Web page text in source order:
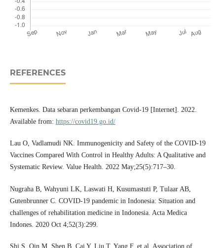
REFERENCES
Kemenkes. Data sebaran perkembangan Covid-19 [Internet]. 2022.
Available from: https://covid19.go.id/
Lau O, Vadlamudi NK. Immunogenicity and Safety of the COVID-19
Vaccines Compared With Control in Healthy Adults: A Qualitative and
Systematic Review. Value Health. 2022 May;25(5):717–30.
Nugraha B, Wahyuni LK, Laswati H, Kusumastuti P, Tulaar AB,
Gutenbrunner C. COVID-19 pandemic in Indonesia: Situation and
challenges of rehabilitation medicine in Indonesia. Acta Medica
Indones. 2020 Oct 4;52(3):299.
Shi S, Qin M, Shen B, Cai Y, Liu T, Yang F, et al. Association of